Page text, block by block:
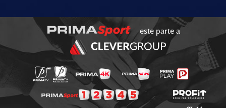
este parte a